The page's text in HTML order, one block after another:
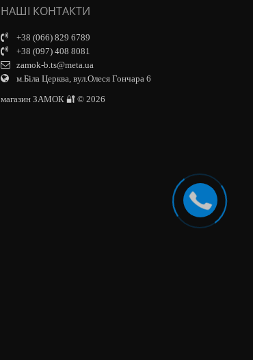
НАШІ КОНТАКТИ
+38 (066) 829 6789
+38 (097) 408 8081
zamok-b.ts@meta.ua
м.Біла Церква, вул.Олеся Гончара 6
магазин ЗАМОК 🔐 © 2026